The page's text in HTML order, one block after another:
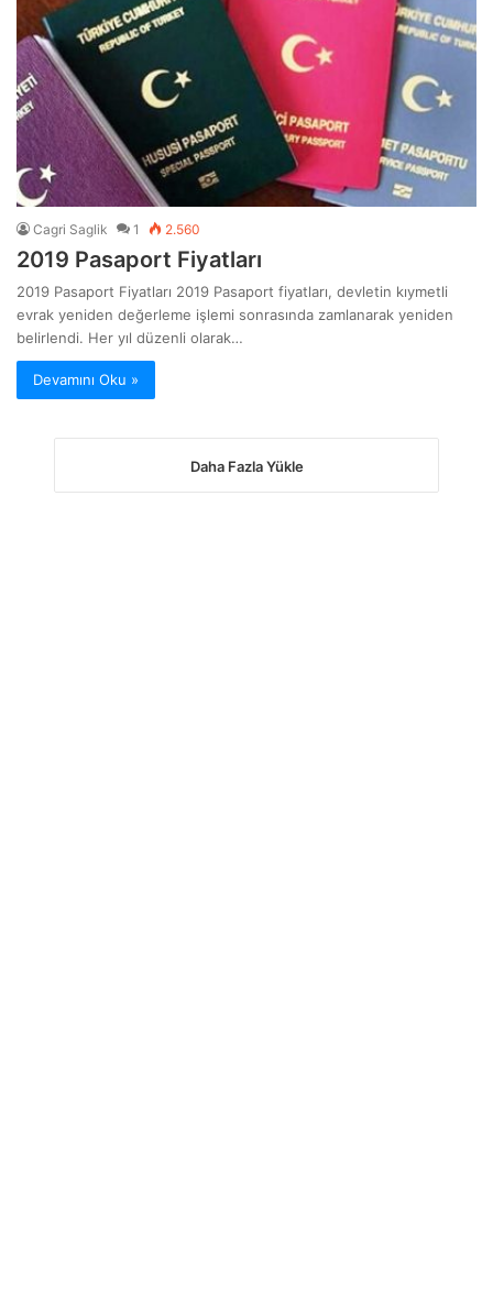
Cagri Saglik 1 2.560
2019 Pasaport Fiyatları
2019 Pasaport Fiyatları 2019 Pasaport fiyatları, devletin kıymetli
evrak yeniden değerleme işlemi sonrasında zamlanarak yeniden
belirlendi. Her yıl düzenli olarak…
Devamını Oku »
Daha Fazla Yükle